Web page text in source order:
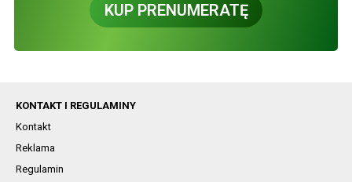
KUP PRENUMERATĘ
KONTAKT I REGULAMINY
Kontakt
Reklama
Regulamin